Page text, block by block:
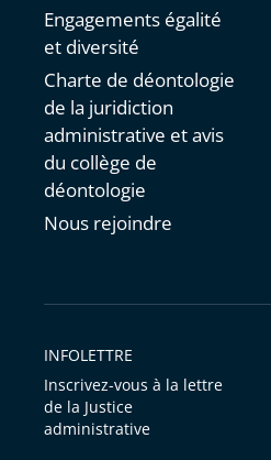
Engagements égalité
et diversité
Charte de déontologie
de la juridiction
administrative et avis
du collège de
déontologie
Nous rejoindre
INFOLETTRE
Inscrivez-vous à la lettre
de la Justice
administrative